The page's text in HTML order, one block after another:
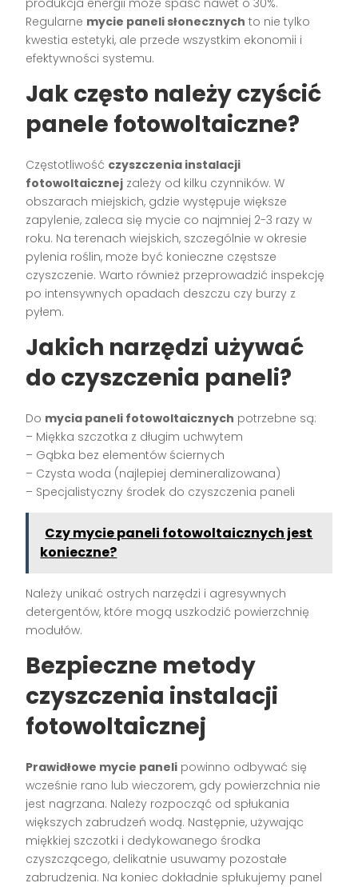
produkcja energii może spaść nawet o 30%.
Regularne mycie paneli słonecznych to nie tylko
kwestia estetyki, ale przede wszystkim ekonomii i
efektywności systemu.
Jak często należy czyścić
panele fotowoltaiczne?
Częstotliwość czyszczenia instalacji
fotowoltaicznej zależy od kilku czynników. W
obszarach miejskich, gdzie występuje większe
zapylenie, zaleca się mycie co najmniej 2-3 razy w
roku. Na terenach wiejskich, szczególnie w okresie
pylenia roślin, może być konieczne częstsze
czyszczenie. Warto również przeprowadzić inspekcję
po intensywnych opadach deszczu czy burzy z
pyłem.
Jakich narzędzi używać
do czyszczenia paneli?
Do mycia paneli fotowoltaicznych potrzebne są:
– Miękka szczotka z długim uchwytem
– Gąbka bez elementów ściernych
– Czysta woda (najlepiej demineralizowana)
– Specjalistyczny środek do czyszczenia paneli
Czy mycie paneli fotowoltaicznych jest
konieczne?
Należy unikać ostrych narzędzi i agresywnych
detergentów, które mogą uszkodzić powierzchnię
modułów.
Bezpieczne metody
czyszczenia instalacji
fotowoltaicznej
Prawidłowe mycie paneli powinno odbywać się
wcześnie rano lub wieczorem, gdy powierzchnia nie
jest nagrzana. Należy rozpocząć od spłukania
większych zabrudzeń wodą. Następnie, używając
miękkiej szczotki i dedykowanego środka
czyszczącego, delikatnie usuwamy pozostałe
zabrudzenia. Na koniec dokładnie spłukujemy panel